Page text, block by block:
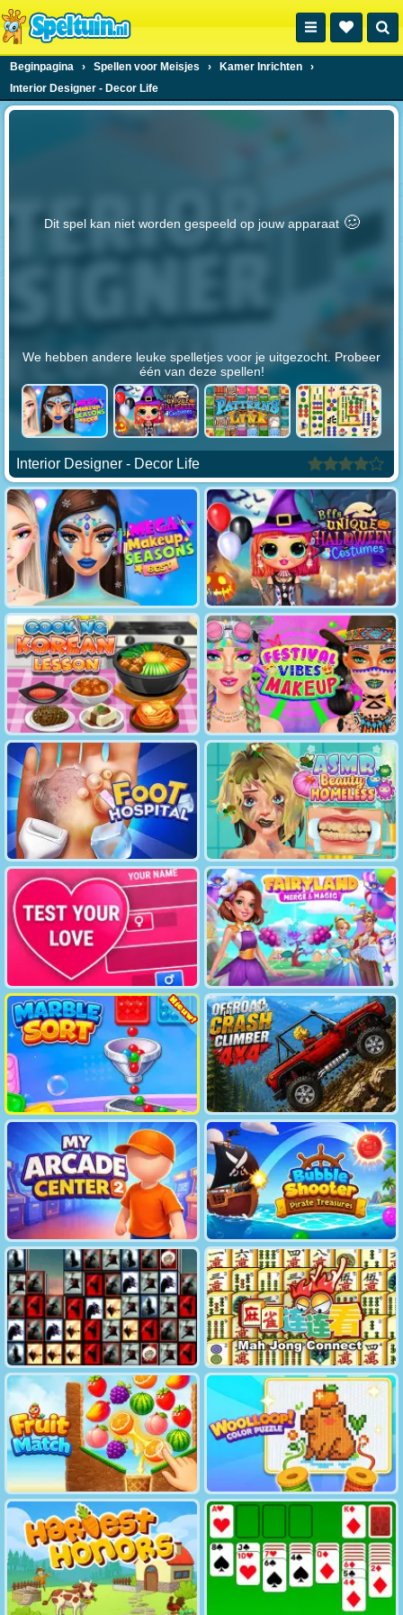
Beginpagina › Spellen voor Meisjes › Kamer Inrichten
›
Interior Designer - Decor Life
Dit spel kan niet worden gespeeld op jouw apparaat 🥴️
We hebben andere leuke spelletjes voor je uitgezocht. Probeer
één van deze spellen!
Interior Designer - Decor Life